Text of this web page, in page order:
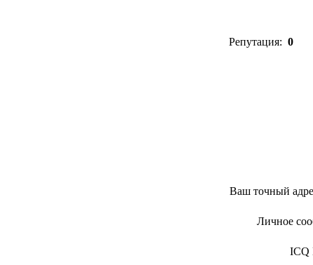
Репутация: 0
Ваш точный
Личное
ICQ